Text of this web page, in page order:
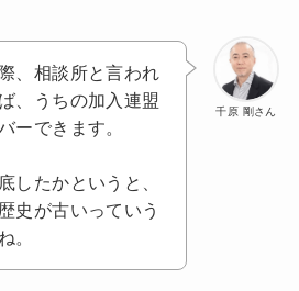
千原 剛さん
、相談所と言われ
、うちの加入連盟
ーできます。
したかというと、
史が古いっていう
。